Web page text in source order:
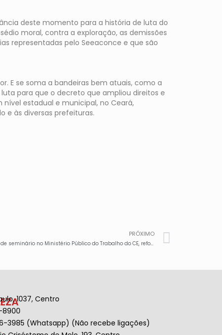
deste momento para a história de luta do
moral, contra a exploração, as demissões
representadas pelo Seeaconce e que são
E se soma a bandeiras bem atuais, como a
para que o decreto que ampliou direitos e
estadual e municipal, no Ceará,
e às diversas prefeituras.
PRÓXIMO
Seeaconce participa nesta quarta, 9/4, de seminário no Ministério Público do Trabalho do CE, reforçando defesa dos direitos dos/as trabalhadores/as
1037, Centro
3985 (Whatsapp) (Não recebe ligações)